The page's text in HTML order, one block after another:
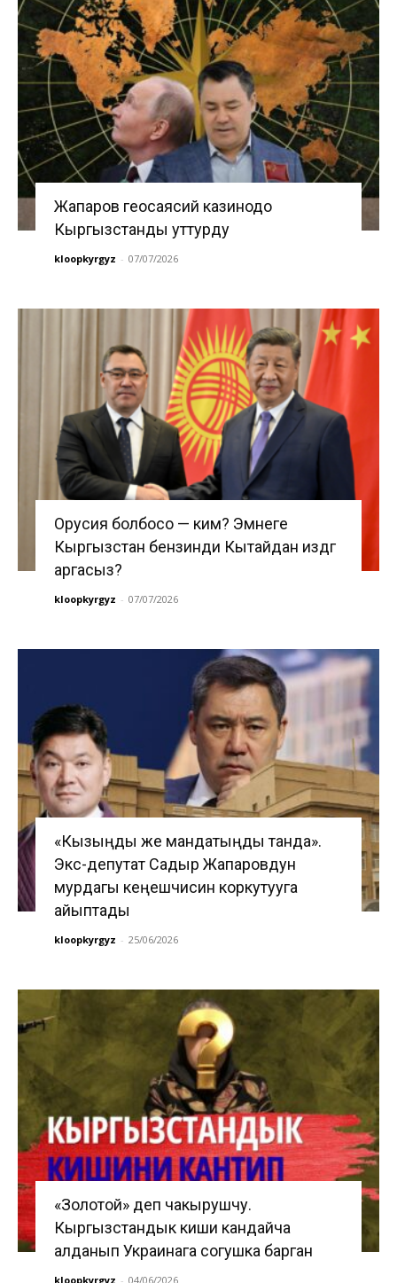
Жапаров геосаясий казинодо
Кыргызстанды уттурду
kloopkyrgyz - 07/07/2026
Орусия болбосо — ким? Эмнеге
Кыргызстан бензинди Кытайдан издөөгө
аргасыз?
kloopkyrgyz - 07/07/2026
«Кызыңды же мандатыңды танда».
Экс-депутат Садыр Жапаровдун
мурдагы кеңешчисин коркутууга
айыптады
kloopkyrgyz - 25/06/2026
«Золотой» деп чакырушчу.
Кыргызстандык киши кандайча
алданып Украинага согушка барган
kloopkyrgyz - 04/06/2026